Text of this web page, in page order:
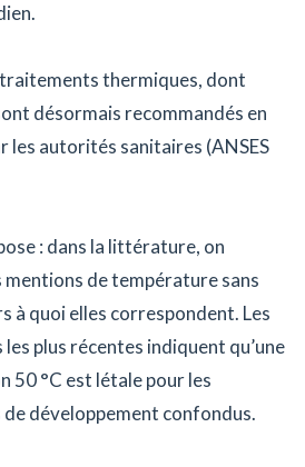
traitements thermiques, dont
désormais recommandés en
les autorités sanitaires (ANSES
: dans la littérature, on
de température sans
à quoi elles correspondent. Les
plus récentes indiquent qu’une
50 °C est létale pour les
développement confondus.